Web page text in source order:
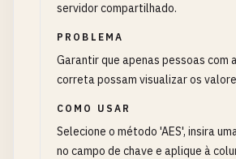
servidor compartilhado.
PROBLEMA
Garantir que apenas pessoas com
correta possam visualizar os
COMO USAR
Selecione o método 'AES', insira
no campo de chave e aplique à